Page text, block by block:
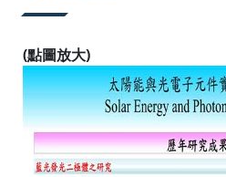
(點圖放大)